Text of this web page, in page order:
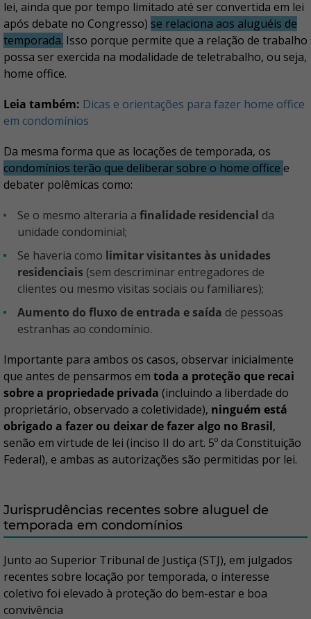
lei, ainda que por tempo limitado até ser convertida em lei
após debate no Congresso) se relaciona aos aluguéis de
temporada. Isso porque permite que a relação de trabalho
possa ser exercida na modalidade de teletrabalho, ou seja,
home office.
Leia também: Dicas e orientações para fazer home office
em condomínios
Da mesma forma que as locações de temporada, os
condomínios terão que deliberar sobre o home office e
debater polêmicas como:
Se o mesmo alteraria a finalidade residencial da
unidade condominial;
Se haveria como limitar visitantes às unidades
residenciais (sem descriminar entregadores de
clientes ou mesmo visitas sociais ou familiares);
Aumento do fluxo de entrada e saída de pessoas
estranhas ao condomínio.
Importante para ambos os casos, observar inicialmente
que antes de pensarmos em toda a proteção que recai
sobre a propriedade privada (incluindo a liberdade do
proprietário, observado a coletividade), ninguém está
obrigado a fazer ou deixar de fazer algo no Brasil,
senão em virtude de lei (inciso II do art. 5º da Constituição
Federal), e ambas as autorizações são permitidas por lei.
Jurisprudências recentes sobre aluguel de
temporada em condomínios
Junto ao Superior Tribunal de Justiça (STJ), em julgados
recentes sobre locação por temporada, o interesse
coletivo foi elevado à proteção do bem-estar e boa
convivência